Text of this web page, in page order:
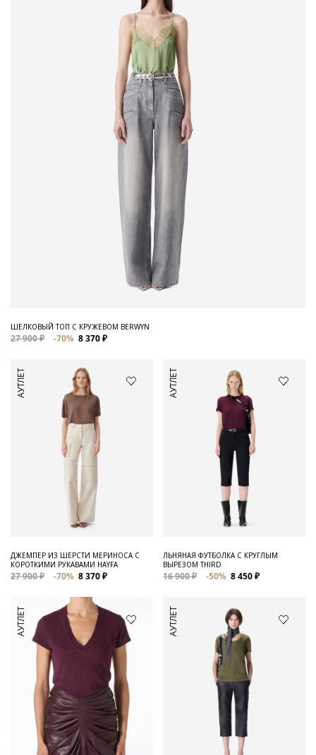
ШЕЛКОВЫЙ ТОП С КРУЖЕВОМ BERWYN
27 900 ₽ -70% 8 370 ₽
АУТЛЕТ
ДЖЕМПЕР ИЗ ШЕРСТИ МЕРИНОСА С
КОРОТКИМИ РУКАВАМИ HAYFA
27 900 ₽ -70% 8 370 ₽
АУТЛЕТ
ЛЬНЯНАЯ ФУТБОЛКА С КРУГЛЫМ
ВЫРЕЗОМ THIRD
16 900 ₽ -50% 8 450 ₽
АУТЛЕТ АУТЛЕТ